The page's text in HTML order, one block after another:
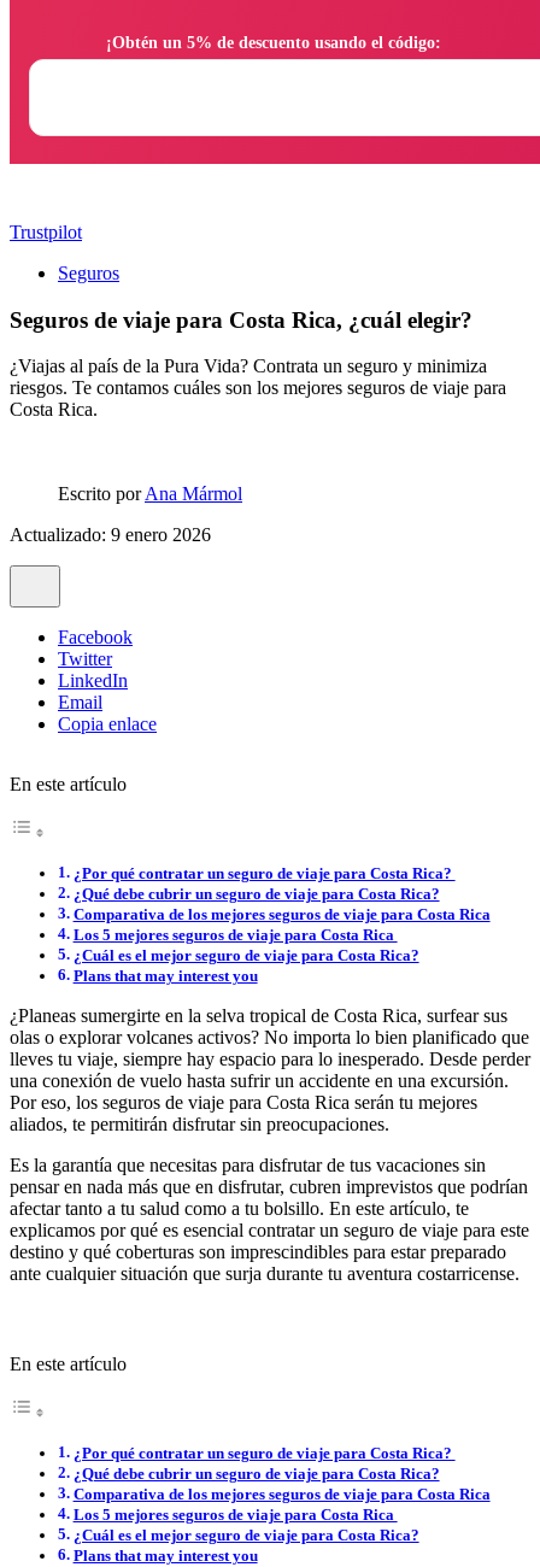
Trustpilot
Seguros
Seguros de viaje para Costa Rica, ¿cuál elegir?
¿Viajas al país de la Pura Vida? Contrata un seguro y minimiza
riesgos. Te contamos cuáles son los mejores seguros de viaje para
Costa Rica.
Escrito porAna Mármol
Actualizado: 9 enero 2026
Facebook
Twitter
LinkedIn
Email
Copia enlace
En este artículo
¿Por qué contratar un seguro de viaje para Costa Rica?
¿Qué debe cubrir un seguro de viaje para Costa Rica?
Comparativa de los mejores seguros de viaje para Costa Rica
Los 5 mejores seguros de viaje para Costa Rica
¿Cuál es el mejor seguro de viaje para Costa Rica?
Plans that may interest you
¿Planeas sumergirte en la selva tropical de Costa Rica, surfear sus
olas o explorar volcanes activos? No importa lo bien planificado que
lleves tu viaje, siempre hay espacio para lo inesperado. Desde perder
una conexión de vuelo hasta sufrir un accidente en una excursión.
Por eso, los seguros de viaje para Costa Rica serán tu mejores
aliados, te permitirán disfrutar sin preocupaciones.
Es la garantía que necesitas para disfrutar de tus vacaciones sin
pensar en nada más que en disfrutar, cubren imprevistos que podrían
afectar tanto a tu salud como a tu bolsillo. En este artículo, te
explicamos por qué es esencial contratar un seguro de viaje para este
destino y qué coberturas son imprescindibles para estar preparado
ante cualquier situación que surja durante tu aventura costarricense.
En este artículo
¿Por qué contratar un seguro de viaje para Costa Rica?
¿Qué debe cubrir un seguro de viaje para Costa Rica?
Comparativa de los mejores seguros de viaje para Costa Rica
Los 5 mejores seguros de viaje para Costa Rica
¿Cuál es el mejor seguro de viaje para Costa Rica?
Plans that may interest you